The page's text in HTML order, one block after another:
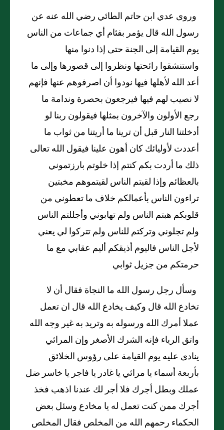
وروى عدي ابن حاتم الطائي رضي الله عنه عن
رسول الله قال يؤمر بفئام أي جماعات من الناس
يوم القيامة إلى الجنة حتى إذا دنوا منها
واستنشقوا رائحتها ونظروا إلى قصورها وإلى ما
أعد الله لأهلها فيها نودوا أن اصرفوهم عنها فإنهم
لا نصيب لهم فيها فيرجعون بحصرة وندامة ما
رجع الأولون والآخرون بمثلها فيقولون ربنا لو
أدخلتنا النار قبل أن ترينا ما أريتنا من ثواب ما
أعددت لأوليائك كان أهون علينا فيقول الله تعالى
ذلك ما أردت بكم كنتم إذا خلوتم بارزتموني
بالعظائم وإذا لقيتم الناس لقيتموهم مخبتين
تراءون الناس بأعمالكم خلاف ما تعطوني من
قلوبكم هبتم الناس ولم تهابوني وأجللتم الناس
ولم تجلوني وتركتم للناس ولم تتركوا لي يعني
لأجل الناس فاليوم أذيقكم أليم عقابي مع ما
حرمتكم من جزيل ثوابي
وسأل رجل رسول الله ما النجاة فقال أن لا
تخادع الله قال وكيف يخادع الله قال ان تعمل
عملا أمرك الله ورسوله به وتريد به غير وجه الله
واتق الرياء فإنه الشرك الأصغر وإن المرائي
ينادى عليه يوم القيامة على رؤوس الخلائق
بأربعة أسماء يا مرائي يا غادر يا فاجر يا خاسر ضل
عملك وبطل أجرك فلا أجر لك عندنا اذهب فخذ
أجرك ممن كنت تعمل له يا مخادع وسئل بعض
الحكماء رحمهم الله من المخلص فقال المخلص